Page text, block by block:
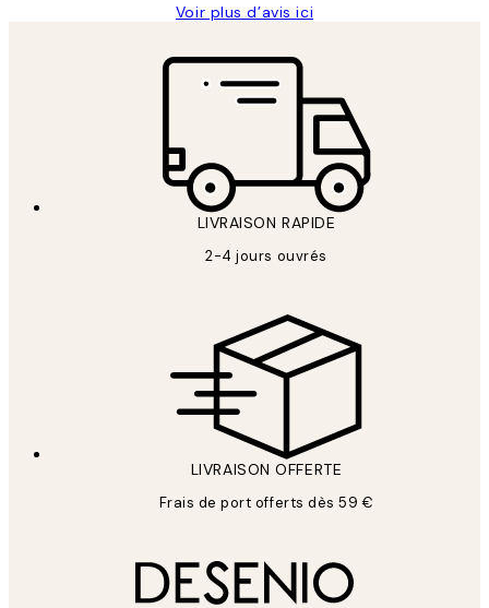
Voir plus d’avis ici
LIVRAISON RAPIDE
2-4 jours ouvrés
LIVRAISON OFFERTE
Frais de port offerts dès 59 €